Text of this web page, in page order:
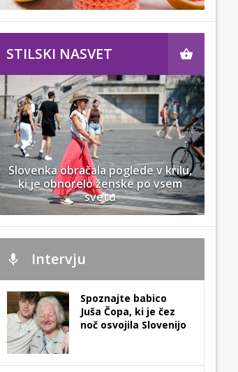
STILSKI NASVET
Slovenka obračala poglede v krilu,
ki je obnorelo ženske po vsem
svetu
Intervju
Spoznajte babico
Juša Čopa, ki je čez
noč osvojila Slovenijo